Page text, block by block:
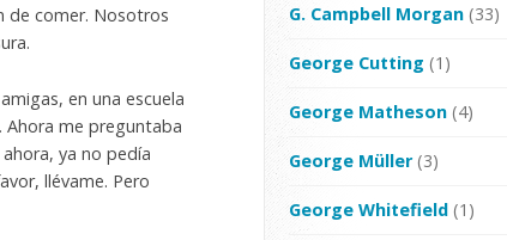
de comer. Nosotros
en una escuela
Ahora me preguntaba
ya no pedía
llévame. Pero
G. Campbell Morgan (33)
George Cutting (1)
George Matheson (4)
George Müller(3)
George Whitefield (1)